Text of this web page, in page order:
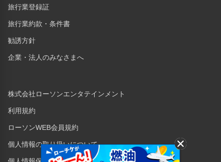
旅行業登録証
旅行業約款・条件書
勧誘方針
企業・法人のみなさまへ
株式会社ローソンエンタテインメント
利用規約
ローソンWEB会員規約
個人情報の取り扱いについて